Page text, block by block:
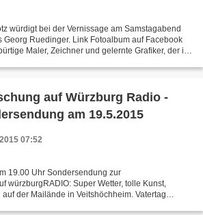
würdigt bei der Vernissage am Samstagabend
Georg Ruedinger. Link Fotoalbum auf Facebook
Maler, Zeichner und gelernte Grafiker, der in
Radio -
Video und Sondersendung am 19.5.2015
07:52
19.00 Uhr Sondersendung zur
würzburgRADIO: Super Wetter, tolle Kunst,
der Mailände in Veitshöchheim. Vatertag